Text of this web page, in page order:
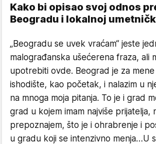
Kako bi opisao svoj odnos
Beogradu i lokalnoj
„Beogradu se uvek vraćam“ jeste
malograđanska ušećerena fraza, ali
upotrebiti ovde. Beograd je za mene
ishodište, kao početak, i nalazim u
na mnoga moja pitanja. To je i grad
grad u kojem imam najviše prijatelja,
prepoznajem, što je i ohrabrenje i
u gradu koji se intenzivno menja…U